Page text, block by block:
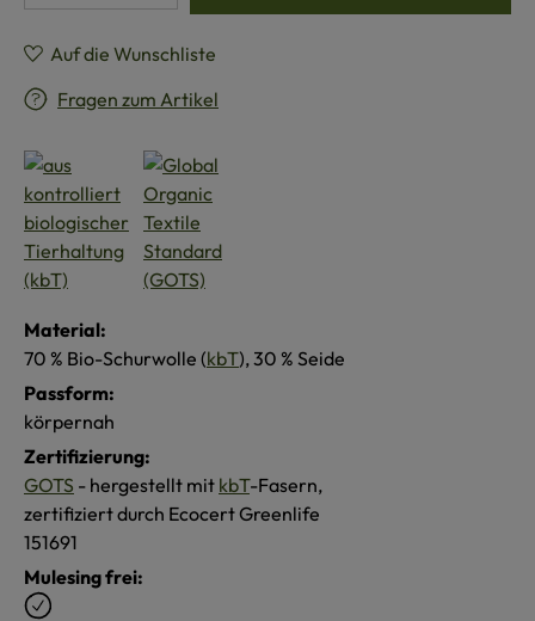
Auf die Wunschliste
Fragen zum Artikel
Material:
70 % Bio-Schurwolle (kbT), 30 % Seide
Passform:
körpernah
Zertifizierung:
GOTS - hergestellt mit kbT-Fasern,
zertifiziert durch Ecocert Greenlife
151691
Mulesing frei: